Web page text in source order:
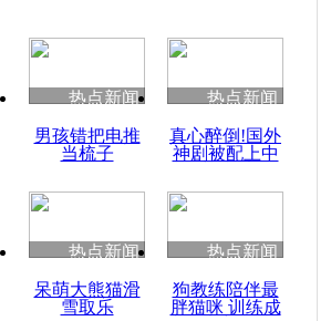
因
度苗族花山节
魂
热点新闻
男孩错把电推
当梳子
热点新闻
真心醉倒!国外
神剧被配上中
热点新闻
呆萌大熊猫滑
雪取乐
热点新闻
狗教练陪伴最
胖猫咪 训练成